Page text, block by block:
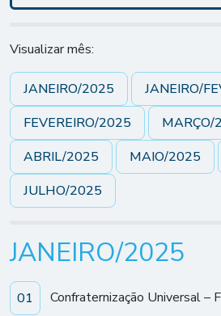
Visualizar mês:
JANEIRO/2025
JANEIRO/
FEVEREIRO/2025
MARÇO/
ABRIL/2025
MAIO/2025
JULHO/2025
JANEIRO/2025
01 Confraternização Universal –